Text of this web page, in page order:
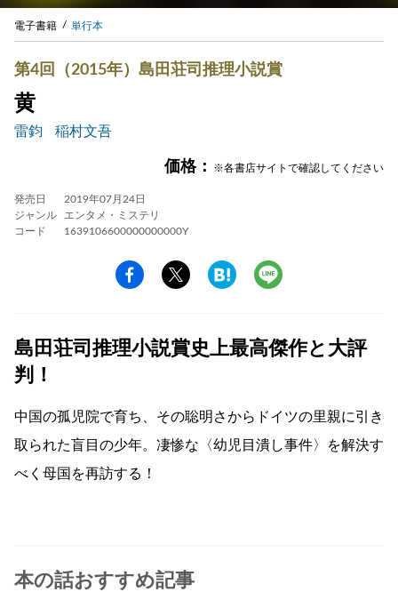
電子書籍 単行本
第4回（2015年）島田荘司推理小説賞
黄
雷鈞 稲村文吾
価格： ※各書店サイトで確認してください
発売日
2019年07月24日
ジャンル
エンタメ・ミステリ
コード
1639106600000000000Y
島田荘司推理小説賞史上最高傑作と大評
判！
中国の孤児院で育ち、その聡明さからドイツの里親に引き
取られた盲目の少年。凄惨な〈幼児目潰し事件〉を解決す
べく母国を再訪する！
本の話おすすめ記事